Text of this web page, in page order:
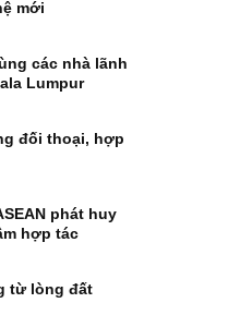
mới
các nhà lãnh
Lumpur
đối thoại, hợp
phát huy
hợp tác
từ lòng đất